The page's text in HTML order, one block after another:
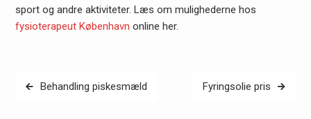
sport og andre aktiviteter. Læs om mulighederne hos
fysioterapeut København online her.
Indlægsnavigation
Behandling piskesmæld Fyringsolie pris